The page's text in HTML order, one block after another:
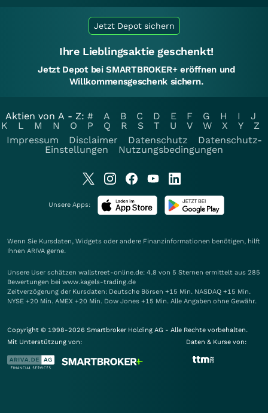
Jetzt Depot sichern
Ihre Lieblingsaktie geschenkt!
Jetzt Depot bei SMARTBROKER+ eröffnen und
Willkommensgeschenk sichern.
Aktien von A - Z: # A B C D E F G H I
J
K
L M N O P Q R S T U V W X Y
Z
Impressum
Disclaimer Datenschutz
Datenschutz-
Einstellungen
Nutzungsbedingungen
Unsere Apps:
Wenn Sie Kursdaten, Widgets oder andere Finanzinformationen benötigen, hilft
Ihnen ARIVA gerne.
Unsere User schätzen wallstreet-online.de: 4.8 von 5 Sternen ermittelt aus 285
Bewertungen bei www.kagels-trading.de
Zeitverzögerung der Kursdaten: Deutsche Börsen +15 Min. NASDAQ +15 Min.
NYSE +20 Min. AMEX +20 Min. Dow Jones +15 Min. Alle Angaben ohne Gewähr.
Copyright © 1998-2026 Smartbroker Holding AG - Alle Rechte vorbehalten.
Mit Unterstützung von:
Daten & Kurse von: